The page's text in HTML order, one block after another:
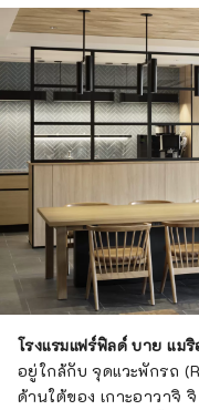
โรงแรมแฟร์ฟิลด์ บาย แม
อยู่ใกล้กับ จุดแวะพักรถ
ด้านใต้ของ เกาะอาวาจิ